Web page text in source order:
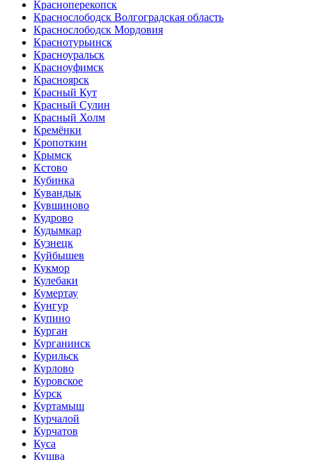
Красноперекопск
Краснослободск Волгоградская область
Краснослободск Мордовия
Краснотурьинск
Красноуральск
Красноуфимск
Красноярск
Красный Кут
Красный Сулин
Красный Холм
Кремёнки
Кропоткин
Крымск
Кстово
Кубинка
Кувандык
Кувшиново
Кудрово
Кудымкар
Кузнецк
Куйбышев
Кукмор
Кулебаки
Кумертау
Кунгур
Купино
Курган
Курганинск
Курильск
Курлово
Куровское
Курск
Куртамыш
Курчалой
Курчатов
Куса
Кушва